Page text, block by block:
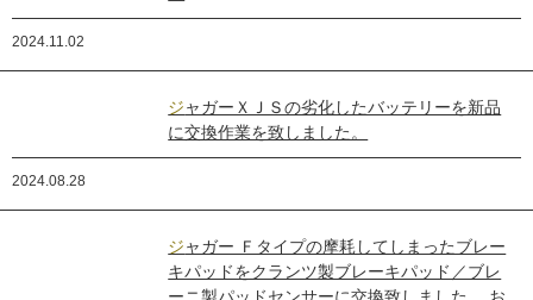
2024.11.02
ジャガーＸＪＳの劣化したバッテリーを新品
に交換作業を致しました。
2024.08.28
ジャガー Ｆタイプの摩耗してしまったブレー
キパッドをクランツ製ブレーキパッド／ブレ